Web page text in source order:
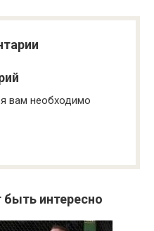
вам необходимо
интересно